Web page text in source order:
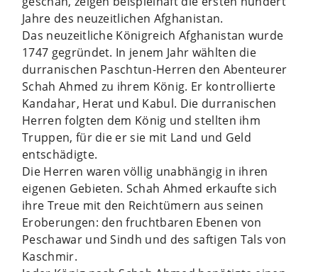
Jahre des neuzeitlichen Afghanistan.
Das neuzeitliche Königreich Afghanistan wurde
1747 gegründet. In jenem Jahr wählten die
durranischen Paschtun-Herren den Abenteurer
Schah Ahmed zu ihrem König. Er kontrollierte
Kandahar, Herat und Kabul. Die durranischen
Herren folgten dem König und stellten ihm
Truppen, für die er sie mit Land und Geld
entschädigte.
Die Herren waren völlig unabhängig in ihren
eigenen Gebieten. Schah Ahmed erkaufte sich
ihre Treue mit den Reichtümern aus seinen
Eroberungen: den fruchtbaren Ebenen von
Peschawar und Sindh und des saftigen Tals von
Kaschmir.